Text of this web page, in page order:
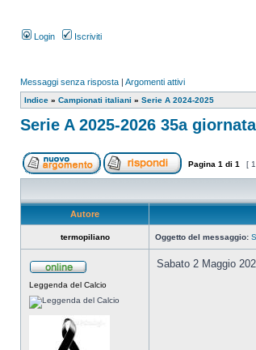
Login Iscriviti
Messaggi senza risposta | Argomenti attivi
Indice » Campionati italiani » Serie A 2024-2025
Serie A 2025-2026 35a
Pagina 1 di 1 [
Autore
termopiliano Oggetto del messaggio:
Leggenda del Calcio
Sabato 2 Maggio